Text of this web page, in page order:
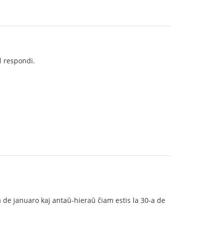
respondi.
januaro kaj antaŭ-hieraŭ ĉiam estis la 30-a de